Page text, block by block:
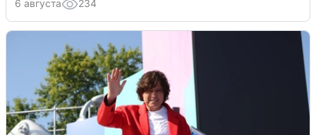
6 августа 234